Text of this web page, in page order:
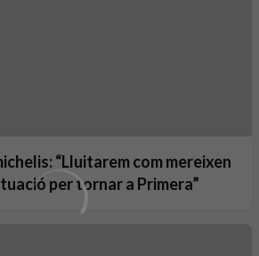
“Lluitarem com mereixen
per tornar a Primera”